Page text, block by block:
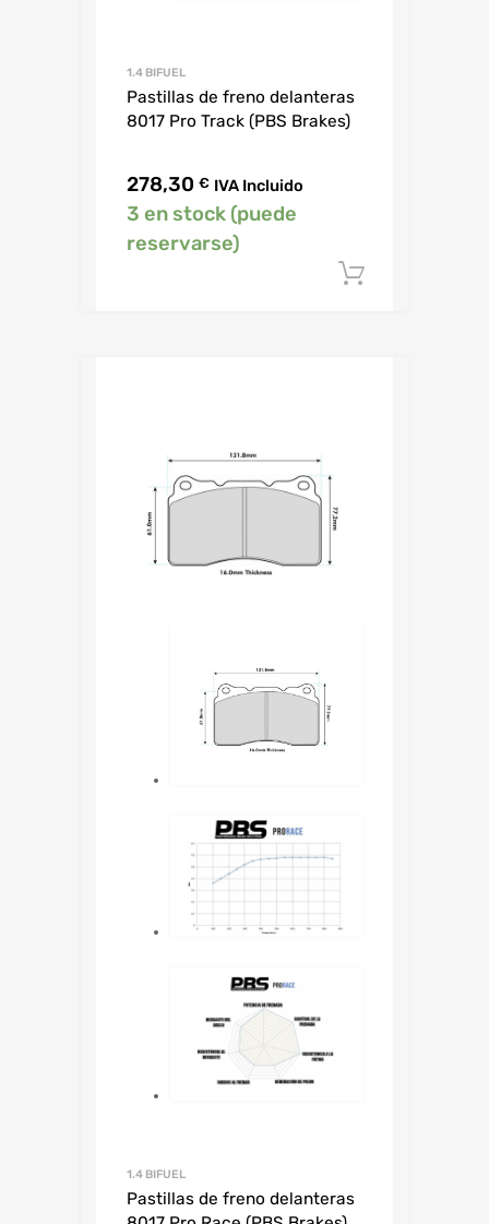
1.4 BIFUEL
Pastillas de freno delanteras
8017 Pro Track (PBS Brakes)
278,30 € IVA Incluido
3 en stock (puede
reservarse)
1.4 BIFUEL
Pastillas de freno delanteras